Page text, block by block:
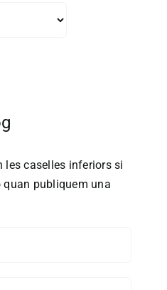
les caselles inferiors si
publiquem una